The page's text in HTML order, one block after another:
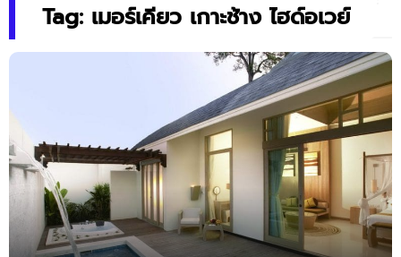
Tag: เมอร์เคียว เกาะช้าง ไฮด์อเวย์